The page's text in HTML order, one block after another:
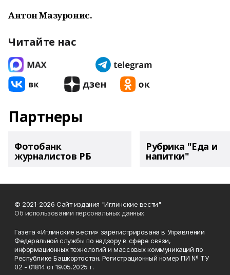
Антон Мазуронис.
Читайте нас
Партнеры
Фотобанк
журналистов РБ
Рубрика "Еда и
напитки"
© 2021-2026 Сайт издания "Иглинские вести"
Об использовании персональных данных
Газета «Иглинские вести» зарегистрирована в Управлении
Федеральной службы по надзору в сфере связи,
информационных технологий и массовых коммуникаций по
Республике Башкортостан. Регистрационный номер ПИ № ТУ
02 - 01814 от 19.05.2025 г.